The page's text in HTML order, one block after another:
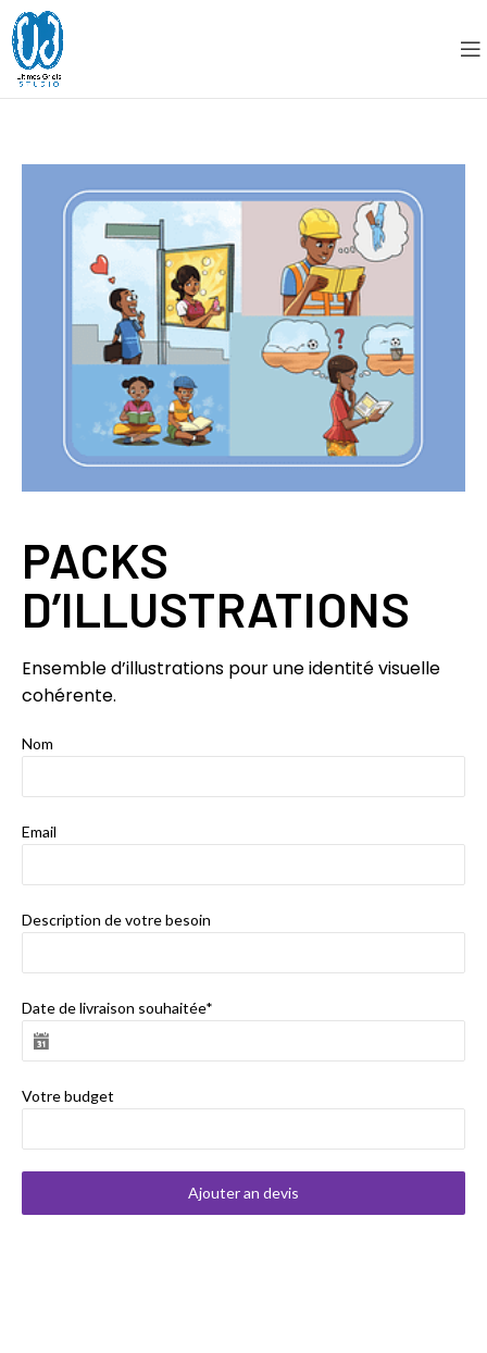
PACKS
D’ILLUSTRATIONS
Ensemble d’illustrations pour une identité visuelle
cohérente.
Nom
Email
Description de votre besoin
Date de livraison souhaitée*
Votre budget
Ajouter an devis